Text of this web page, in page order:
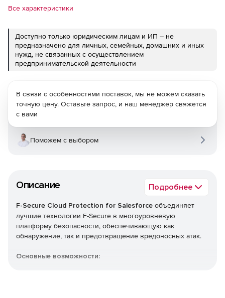
Все характеристики
Доступно только юридическим лицам и ИП – не
предназначено для личных, семейных, домашних и иных
нужд, не связанных с осуществлением
предпринимательской деятельности
Описание Подробнее
F-Secure Cloud Protection for Salesforce объединяет
лучшие технологии F-Secure в многоуровневую
платформу безопасности, обеспечивающую как
обнаружение, так и предотвращение вредоносных атак.
Основные возможности:
В связи с особенностями поставок, мы не можем сказать
точную цену. Оставьте запрос, и наш менеджер свяжется
с вами
Поможем с выбором